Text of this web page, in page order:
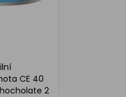
CE 40
2